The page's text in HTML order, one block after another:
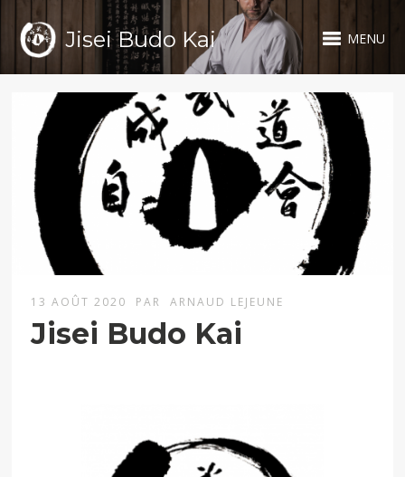
Jisei Budo Kai MENU
13 AOÛT 2020 PAR ARNAUD LEJEUNE
Jisei Budo Kai